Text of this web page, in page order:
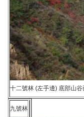
十二號林 (左手邊) 底部山
九號林